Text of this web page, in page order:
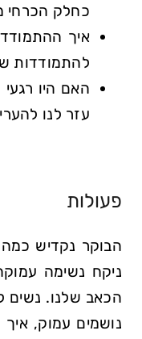
כחלק הכרחי
איך
להתמודדות
האם היו
עזר לנו
פעולות
הבוקר נקדיש
ניקח נשימה
הכאב שלנו. נשים
נושמים עמוק, איך